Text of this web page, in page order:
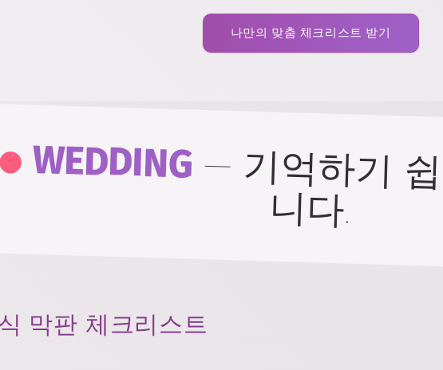
나만의 맞춤 체크리스트 받기
. WEDDING— 기억하기
니다.
막판 체크리스트